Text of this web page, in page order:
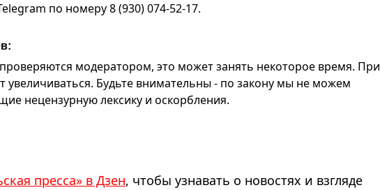
по номеру 8 (930) 074-52-17.
модератором, это может занять некоторое время. При
Будьте внимательны - по закону мы не можем
нецензурную лексику и оскорбления.
пресса» в Дзен, чтобы узнавать о новостях и взгляде